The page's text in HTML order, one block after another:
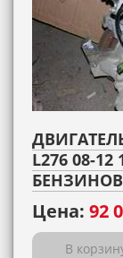
ДВИГАТЕЛЬ
L276 08-12
Цена: 92
В